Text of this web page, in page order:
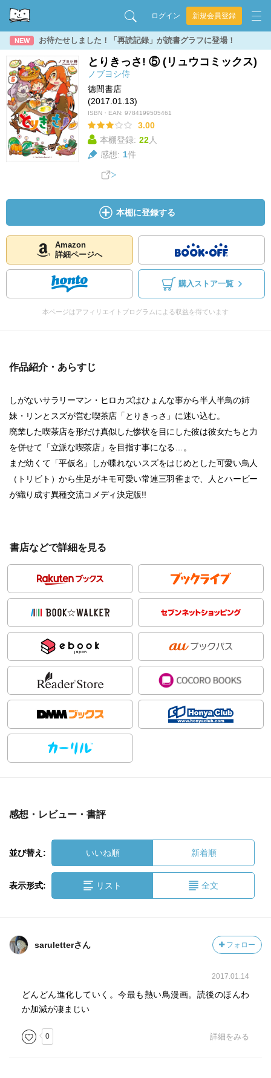
ログイン 新規会員登録
NEW お待たせしました！「再読記録」が読書グラフに登場！
とりきっさ! ⑤ (リュウコミックス)
ノブヨシ侍
徳間書店
(2017.01.13)
ISBN・EAN: 9784199505461
3.00
本棚登録: 22人
感想: 1件
本棚に登録する
Amazon
詳細ページへ
購入ストア一覧
本ページはアフィリエイトプログラムによる収益を得ています
作品紹介・あらすじ
しがないサラリーマン・ヒロカズはひょんな事から半人半鳥の姉
妹・リンとスズが営む喫茶店「とりきっさ」に迷い込む。
廃業した喫茶店を形だけ真似した惨状を目にした彼は彼女たちと力
を併せて「立派な喫茶店」を目指す事になる…。
まだ幼くて「平仮名」しか喋れないスズをはじめとした可愛い鳥人
（トリビト）から生足がキモ可愛い常連三羽雀まで、人とハービー
が織り成す異種交流コメディ決定版!!
書店などで詳細を見る
感想・レビュー・書評
並び替え: いいね順 新着順
表示形式: リスト 全文
saruletterさん フォロー
2017.01.14
どんどん進化していく。今最も熱い鳥漫画。読後のほんわ
か加減が凄まじい
0 詳細をみる